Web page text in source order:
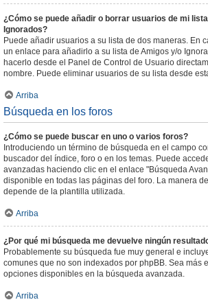
¿Cómo se puede añadir o borrar usuarios de mi
Ignorados?
Puede añadir usuarios a su lista de dos maneras. En
un enlace para añadirlo a su lista de Amigos y/o
hacerlo desde el Panel de Control de Usuario
nombre. Puede eliminar usuarios de su lista desde
Arriba
Búsqueda en los foros
¿Cómo se puede buscar en uno o varios foros?
Introduciendo un término de búsqueda en el campo
buscador del índice, foro o en los temas. Puede
avanzadas haciendo clic en el enlace "Búsqueda
disponible en todas las páginas del foro. La manera
depende de la plantilla utilizada.
Arriba
¿Por qué mi búsqueda me devuelve ningún
Probablemente su búsqueda fue muy general e
comunes que no son indexados por phpBB. Sea más
opciones disponibles en la búsqueda avanzada.
Arriba